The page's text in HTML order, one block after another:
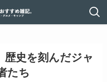
歴史を刻んだジャ
たち